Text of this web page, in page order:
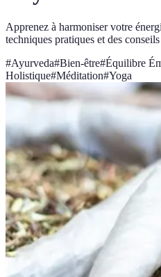
Apprenez à harmoniser votre
techniques pratiques et des
#Ayurveda#Bien-être#Équilibre
Holistique#Méditation#Yoga